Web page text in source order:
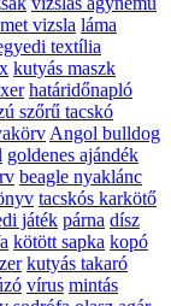
vizsla láma
textília
kutyás maszk
határidőnapló
szőrű tacskó
Angol bulldog
goldenes ajándék
beagle nyaklánc
tacskós karkötő
játék párna dísz
kötött sapka kopó
kutyás takaró
vírus mintás